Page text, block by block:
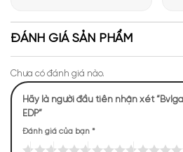
Mùi hương của Bvlgari Amunae
NHỮNG NOTE HƯƠNG
ĐÁNH GIÁ SẢN PHẨM
Chưa có đánh giá nào.
Hãy là người đầu tiên nhận xét
EDP”
Đánh giá của bạn *